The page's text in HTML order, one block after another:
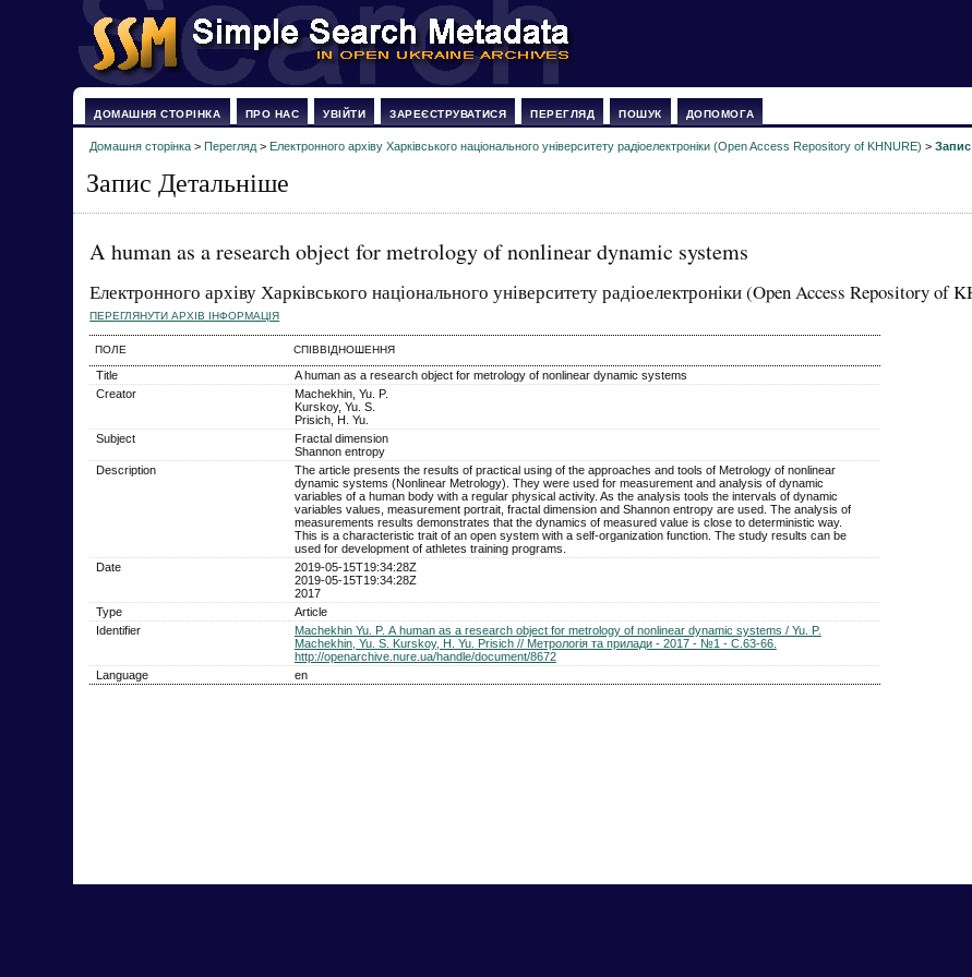
ДОМАШНЯ СТОРІНКА ПРО НАС УВІЙТИ ЗАРЕЄСТРУВАТИСЯ ПЕРЕГЛЯД ПОШУК ДОПОМОГА
Домашня сторінка >Перегляд > Електронного архіву Харківського національного університету радіоелектроніки (Open Access Repository of KHNURE) >
Запис Детальніше
A human as a research object for metrology of nonlinear dynamic systems
Електронного архіву Харківського національного університету радіоелектроніки (Open Access Repository of
ПЕРЕГЛЯНУТИ АРХІВ ІНФОРМАЦІЯ
ПОЛЕ СПІВВІДНОШЕННЯ
Title
A human as a research object for metrology of nonlinear dynamic systems
Creator
Machekhin, Yu. P.
Kurskoy, Yu. S.
Prisich, H. Yu.
Subject
Fractal dimension
Shannon entropy
Description
The article presents the results of practical using of the approaches and tools of Metrology of nonlinear
dynamic systems (Nonlinear Metrology). They were used for measurement and analysis of dynamic
variables of a human body with a regular physical activity. As the analysis tools the intervals of dynamic
variables values, measurement portrait, fractal dimension and Shannon entropy are used. The analysis of
measurements results demonstrates that the dynamics of measured value is close to deterministic way.
This is a characteristic trait of an open system with a self-organization function. The study results can be
used for development of athletes training programs.
Date
2019-05-15T19:34:28Z
2019-05-15T19:34:28Z
2017
Type
Article
Identifier
Machekhin Yu. P. А human as a research object for metrology of nonlinear dynamic systems / Yu. P.
Machekhin, Yu. S. Kurskoy, H. Yu. Prisich // Метрологія та прилади - 2017 - №1 - С.63-66.
http://openarchive.nure.ua/handle/document/8672
Language
en